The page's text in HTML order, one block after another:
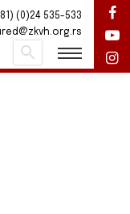
(0)24 535-533
Pretraži